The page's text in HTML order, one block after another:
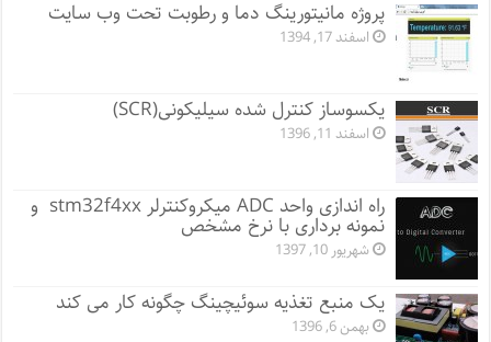
پروژه مانيتورينگ دما و رطوبت تحت وب سایت
اسفند 17, 1394
یکسوساز کنترل شده سیلیکونی(SCR)
اسفند 11, 1396
راه اندازی واحد ADC میکروکنترلر stm32f4xx و
نمونه برداری با نرخ مشخص
شهریور 10, 1397
یک منبع تغذیه سوئیچینگ چگونه کار می کند
بهمن 6, 1396